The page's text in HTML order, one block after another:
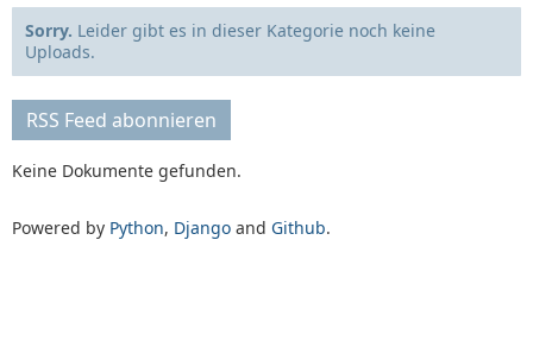
Sorry. Leider gibt es in dieser Kategorie noch keine
Uploads.
RSS Feed abonnieren
Keine Dokumente gefunden.
Powered by Python, Django and Github.